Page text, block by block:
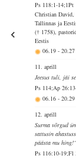
Ps 118:1-14;1Pt
Christian David,
Tallinnas ja
(† 1758),
Eestis
06.19-20.27
11. aprill
Jeesus tuli, jäi
Ps 114;Ap
06.16-20.29
12. aprill
Surma võrgud
sattusin
päästa mu
Ps 116:10-